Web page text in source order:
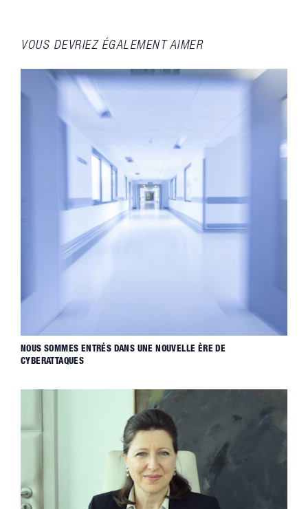
VOUS DEVRIEZ ÉGALEMENT AIMER
NOUS SOMMES ENTRÉS DANS UNE NOUVELLE ÈRE DE
CYBERATTAQUES